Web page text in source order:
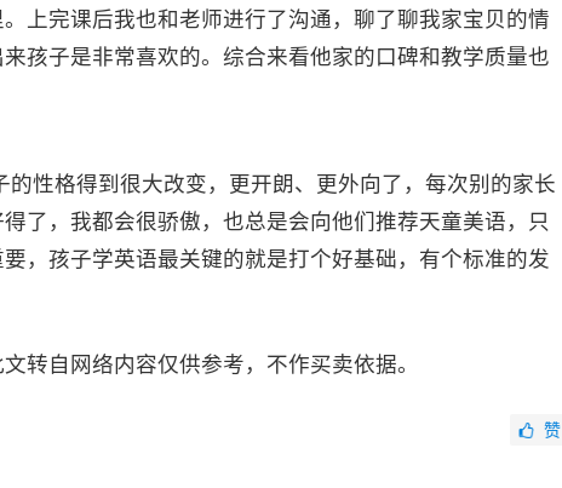
上完课后我也和老师进行了沟通，聊了聊我家宝贝的情
孩子是非常喜欢的。综合来看他家的口碑和教学质量也
格得到很大改变，更开朗、更外向了，每次别的家长
了，我都会很骄傲，也总是会向他们推荐天童美语，只
，孩子学英语最关键的就是打个好基础，有个标准的发
转自网络内容仅供参考，不作买卖依据。
赞